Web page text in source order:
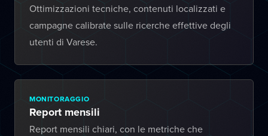
Ottimizzazioni tecniche, contenuti localizzati e
campagne calibrate sulle ricerche effettive degli
utenti di Varese.
MONITORAGGIO
Report mensili
Report mensili chiari, con le metriche che